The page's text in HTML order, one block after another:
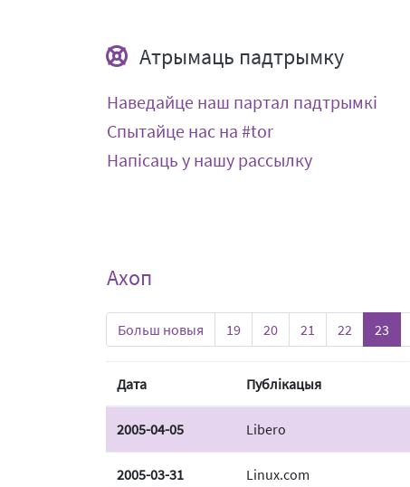
Атрымаць падтрымку
Наведайце наш партал падтрымкі
Спытайце нас на #tor
Напісаць у нашу рассылку
Ахоп
Больш новыя 19 20 21 22 23
Дата Публікацыя
2005-04-05 Libero
2005-03-31 Linux.com